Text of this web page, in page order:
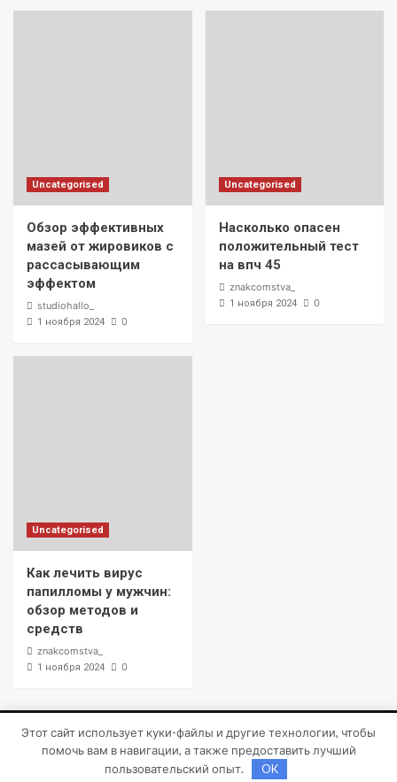
Uncategorised
Обзор эффективных
мазей от жировиков с
рассасывающим
эффектом
studiohallo_
1 ноября 2024 0
Uncategorised
Насколько опасен
положительный тест
на впч 45
znakcomstva_
1 ноября 2024 0
Uncategorised
Как лечить вирус
папилломы у мужчин:
обзор методов и
средств
znakcomstva_
1 ноября 2024 0
Copyright © Все права защищены.|CoverNewsот AF
themes.
Этот сайт использует куки-файлы и другие технологии, чтобы
помочь вам в навигации, а также предоставить лучший
пользовательский опыт.
OK